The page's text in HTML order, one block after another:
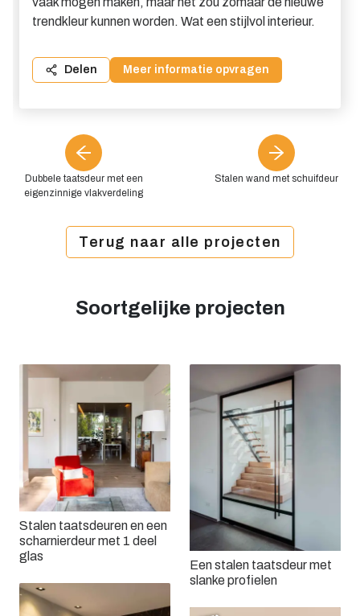
Dubbele taatsdeur met een
eigenzinnige vlakverdeling
trendkleur kunnen worden. Wat een stijlvol interieur.
Delen Meer informatie opvragen
Stalen wand met schuifdeur
Terug naar alle projecten
Soortgelijke projecten
Stalen taatsdeuren en een
scharnierdeur met 1 deel
glas
Een stalen taatsdeur met
slanke profielen